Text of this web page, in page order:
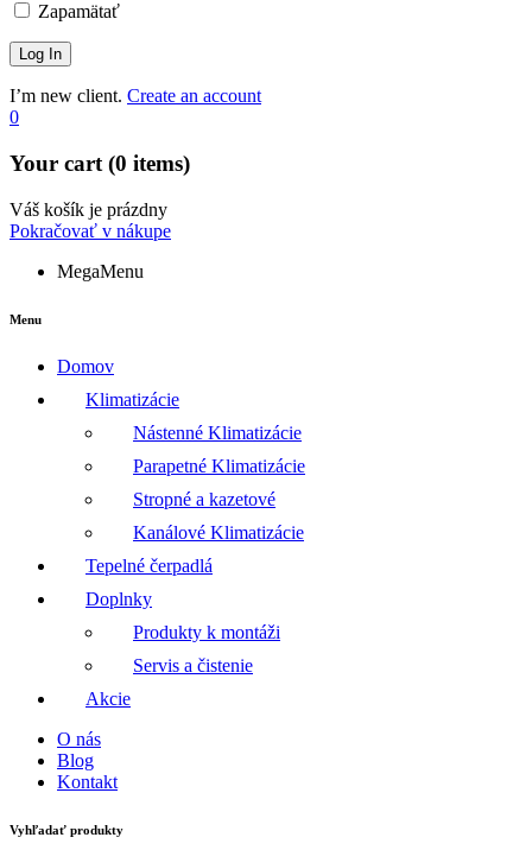
Zapamätať
I’m new client. Create an account
0
Your cart (0 items)
Váš košík je prázdny
Pokračovať v nákupe
MegaMenu
Menu
Domov
Klimatizácie
Nástenné Klimatizácie
Parapetné Klimatizácie
Stropné a kazetové
Kanálové Klimatizácie
Tepelné čerpadlá
Doplnky
Produkty k montáži
Servis a čistenie
Akcie
O nás
Blog
Kontakt
Vyhľadať produkty